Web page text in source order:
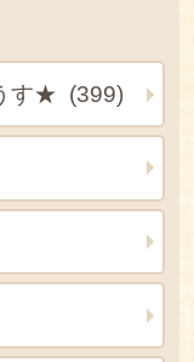
す★ (399)